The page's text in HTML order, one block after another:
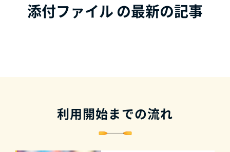
添付ファイル の最新の記事
利用開始までの流れ